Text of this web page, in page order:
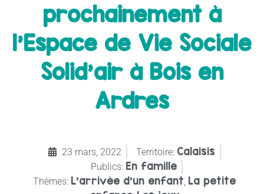
prochainement à
l’Espace de Vie Sociale
Solid’air à Bois en
Ardres
23 mars, 2022 Territoire: Calaisis
Publics: En famille
Thèmes: L'arrivée d'un enfant La petite